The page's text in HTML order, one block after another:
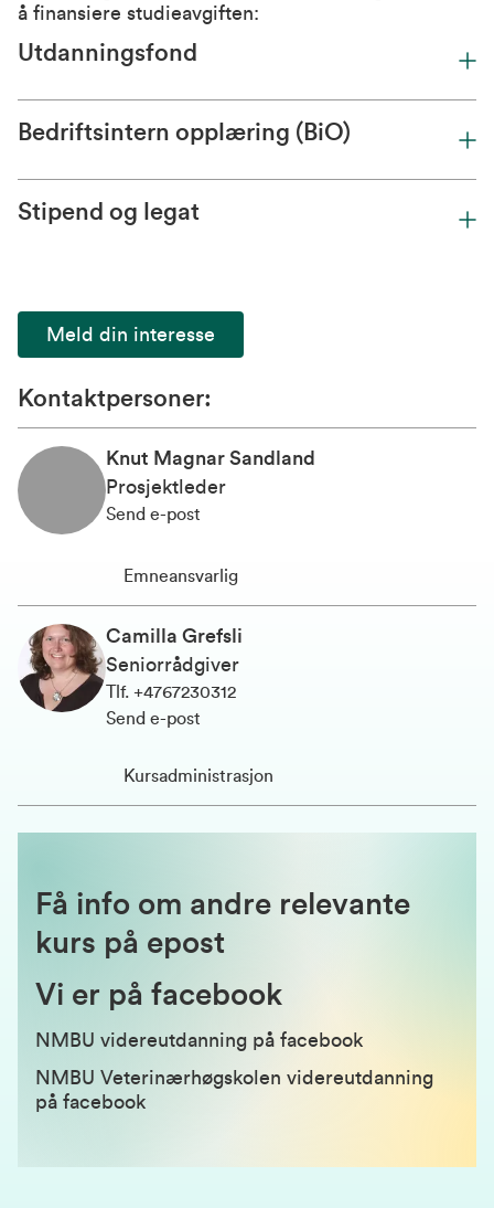
å finansiere studieavgiften:
Utdanningsfond
Bedriftsintern opplæring (BiO)
Stipend og legat
Meld din interesse
Kontaktpersoner:
Knut Magnar Sandland
Prosjektleder
Send e-post
Emneansvarlig
Camilla Grefsli
Seniorrådgiver
Tlf. +4767230312
Send e-post
Kursadministrasjon
Få info om andre relevante
kurs på epost
Vi er på facebook
N MBU videreutdanning på facebook
NMBU Veterinærhøgskolen videreutdanning
på facebook